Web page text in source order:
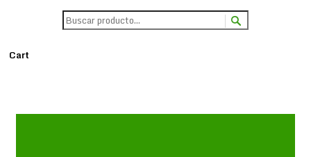
Cart